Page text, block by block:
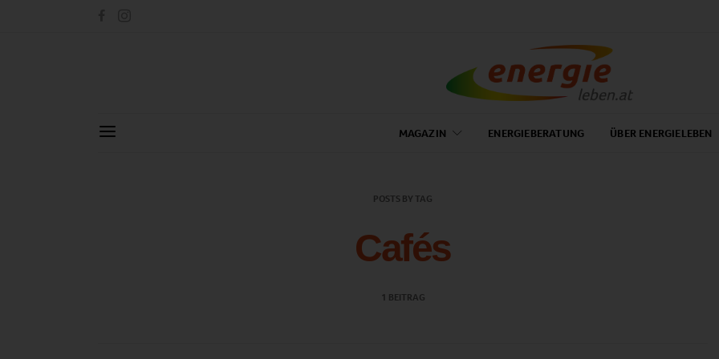
MAGAZIN ENERGIEBERATUNG ÜBER ENERGIELEBEN
POSTS BY TAG
Cafés
1 BEITRAG